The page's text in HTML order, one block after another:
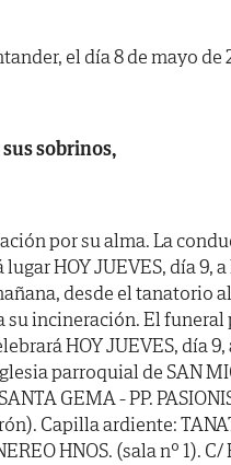
el día 8 de mayo de
sobrinos,
por su alma. La
HOY JUEVES, día 9, a
desde el tanatorio
su incineración. El funeral
HOY JUEVES, día 9,
parroquial de SAN
GEMA - PP.
Capilla ardiente:
HNOS. (sala nº 1).